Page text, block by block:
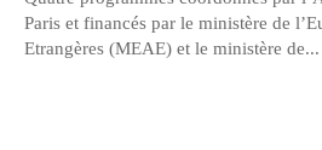
Paris et financés par le ministère de
Etrangères (MEAE) et le ministère de...